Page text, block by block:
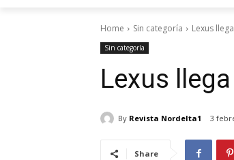
Home Sin categoría Lexus
Sin categoría
Lexus
By Revista Nordelta1 3
Share